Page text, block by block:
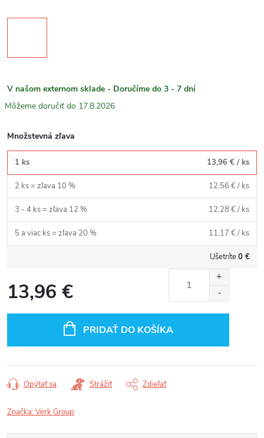
V našom externom sklade - Doručíme do 3 - 7 dní
17.8.2026
Množstevná zľava
1 ks 13,96 € / ks
2 ks = zľava 10 % 12,56 €/ ks
3 - 4 ks = zľava 12 % 12,28 €/ ks
5 a viac ks = zľava 20 % 11,17 €/ ks
Ušetríte0 €
13,96 €
PRIDAŤ DO KOŠÍKA
Opýtať sa Strážiť Zdieľať
Značka:Verk Group